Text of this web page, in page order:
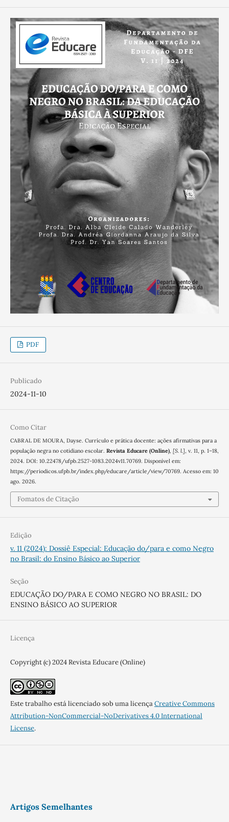
PDF
Publicado
2024-11-10
Como Citar
CABRAL DE MOURA, Dayse. Currículo e prática docente: ações afirmativas para a
população negra no cotidiano escolar. Revista Educare (Online), [S. l.], v. 11, p. 1–18,
2024. DOI: 10.22478/ufpb.2527-1083.2024v11.70769. Disponível em:
https://periodicos.ufpb.br/index.php/educare/article/view/70769. Acesso em: 10
ago. 2026.
Fomatos de Citação
Edição
v. 11 (2024): Dossiê Especial: Educação do/para e como Negro
no Brasil: do Ensino Básico ao Superior
Seção
EDUCAÇÃO DO/PARA E COMO NEGRO NO BRASIL: DO
ENSINO BÁSICO AO SUPERIOR
Licença
Copyright (c) 2024 Revista Educare (Online)
Este trabalho está licenciado sob uma licençaCreative Commons
Attribution-NonCommercial-NoDerivatives 4.0 International
License.
Artigos Semelhantes